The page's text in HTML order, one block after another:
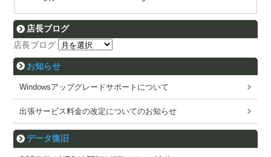
店長ブログ
店長ブログ
お知らせ
Windowsアップグレードサポートについて
出張サービス料金の改定についてのお知らせ
データ復旧